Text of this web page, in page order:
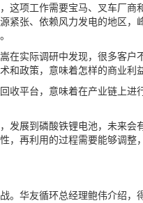
这项工作需要宝马、叉车厂商
紧张、依赖风力发电的地区，
实际调研中发现，很多客户
和政策，意味着怎样的商业利
平台，意味着在产业链上进
展到磷酸铁锂电池，未来会
，再利用的过程需要能够调整
华友循环总经理鲍伟介绍，